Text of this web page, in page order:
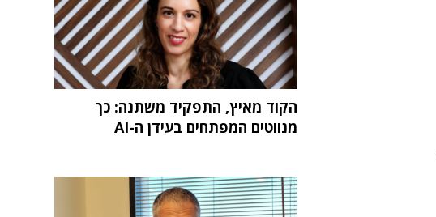
הקוד מאיץ, התפקיד משתנה: כך
מנווטים המפתחים בעידן ה-AI